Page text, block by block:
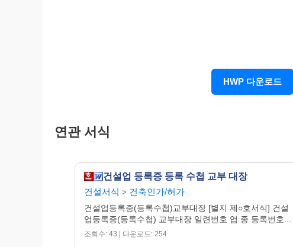
HWP 다운로드
연관 서식
건설업 등록증 등록 수첩 교부 대장
건설서식 > 건축인가/허가
건설업등록증(등록수첩)교부대장 [별지 제○호서식] 건설
업등록증(등록수첩) 교부대장 일련번호 업 종 등록번호...
조회수: 43 | 다운로드: 254